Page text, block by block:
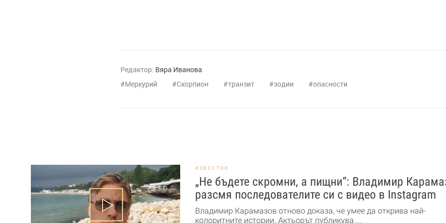
Редактор: Вяра Иванова
Меркурий
Скорпион транзит зодии опасности
ИЗВЕСТНИ
„Не бъдете скромни, а пищни“: Владимир
разсмя последователите си с видео в Instagram
Владимир Карамазов отново доказа, че умее да открива най-
колоритните истории. Актьорът публикува ...